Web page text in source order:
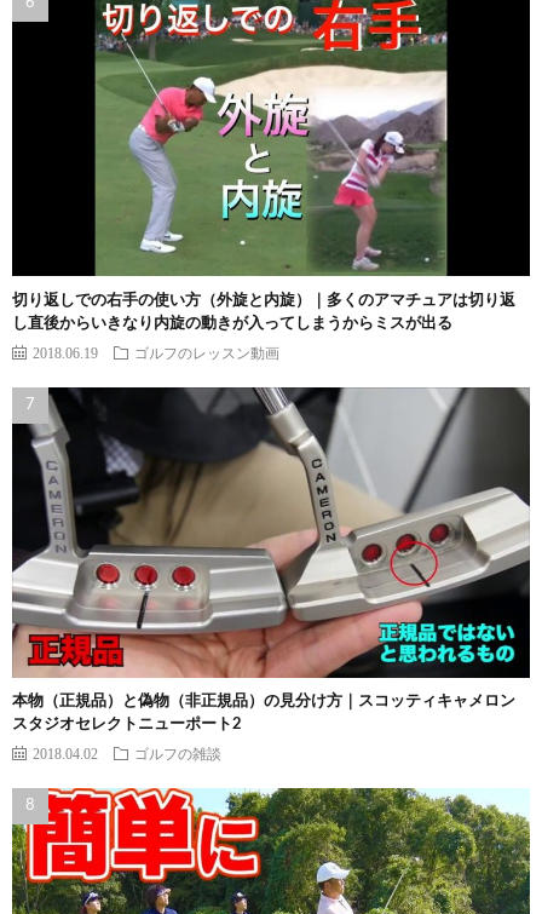
切り返しでの右手の使い方（外旋と内旋）｜多くのアマチュアは切り返
し直後からいきなり内旋の動きが入ってしまうからミスが出る
2018.06.19 ゴルフのレッスン動画
本物（正規品）と偽物（非正規品）の見分け方｜スコッティキャメロン
スタジオセレクトニューポート2
2018.04.02 ゴルフの雑談